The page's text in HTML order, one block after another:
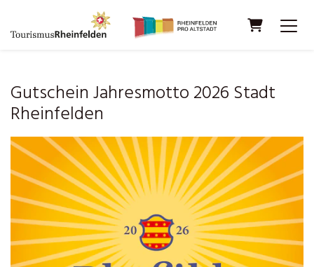
Gutschein Jahresmotto 2026 Stadt
Rheinfelden